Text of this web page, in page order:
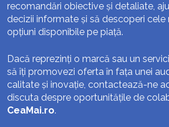
recomandări obiective și detaliate,
decizii informate și să descoperi cele
opțiuni disponibile pe piață.
Dacă reprezinți o marcă sau un
să îți promovezi oferta în fața unei
calitate și inovație, contactează-ne
discuta despre oportunitățile de
CeaMai.ro.